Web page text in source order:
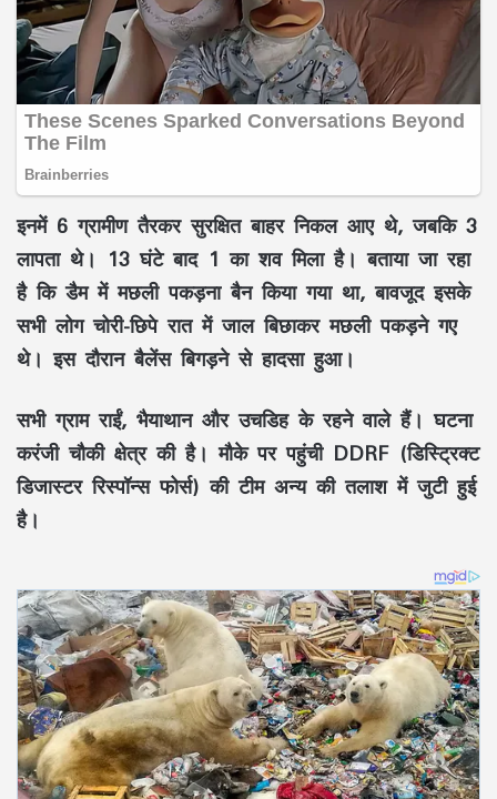
इनमें 6 ग्रामीण तैरकर सुरक्षित बाहर निकल आए थे, जबकि 3
लापता थे। 13 घंटे बाद 1 का शव मिला है। बताया जा रहा
है कि डैम में मछली पकड़ना बैन किया गया था, बावजूद इसके
सभी लोग चोरी-छिपे रात में जाल बिछाकर मछली पकड़ने गए
थे। इस दौरान बैलेंस बिगड़ने से हादसा हुआ।
सभी ग्राम राईं, भैयाथान और उचडिह के रहने वाले हैं। घटना
करंजी चौकी क्षेत्र की है। मौके पर पहुंची DDRF (डिस्ट्रिक्ट
डिजास्टर रिस्पॉन्स फोर्स) की टीम अन्य की तलाश में जुटी हुई
है।